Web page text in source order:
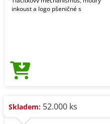
inkoust a logo pšeničné s
Skladem: 52.000 ks